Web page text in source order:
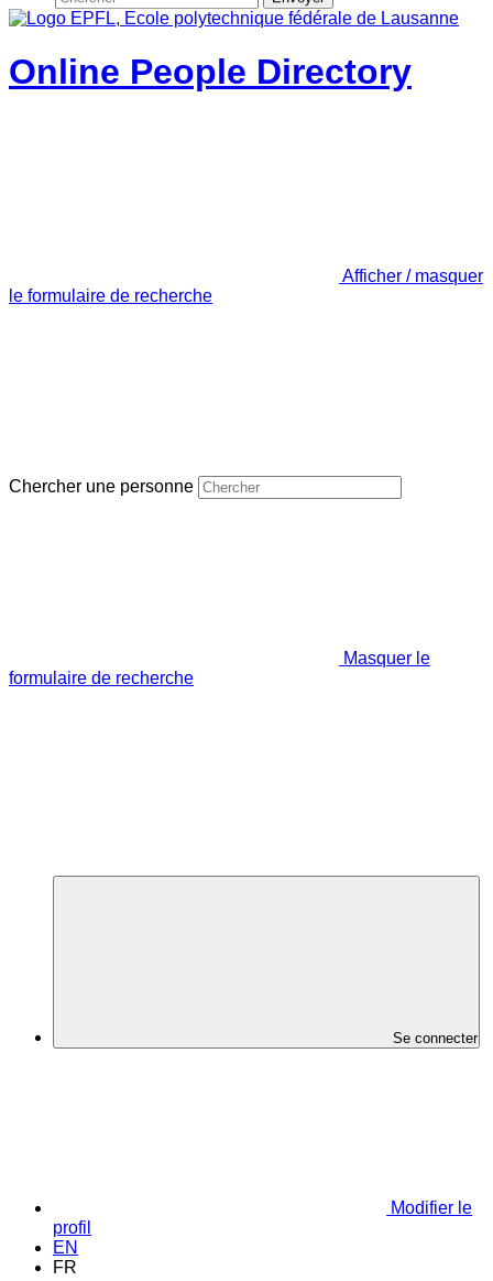
Online People Directory
Afficher / masquer
le formulaire de recherche
Chercher une personne
Masquer le
formulaire de recherche
Se connecter
Modifier le
profil
EN
FR